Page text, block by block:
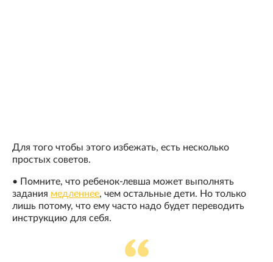
Для того чтобы этого избежать, есть несколько
простых советов.
• Помните, что ребенок-левша может выполнять
задания медленнее, чем остальные дети. Но только
лишь потому, что ему часто надо будет переводить
инструкцию для себя.